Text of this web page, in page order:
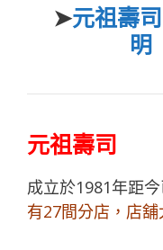
➤元祖壽司
明
元祖壽司
成立於1981年距
有27間分店，店舖